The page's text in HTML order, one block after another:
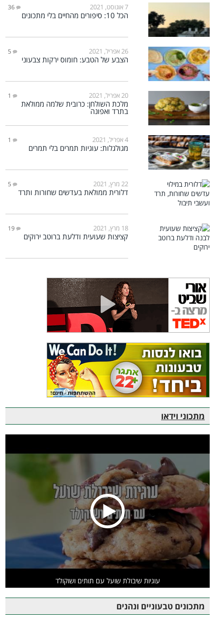
7 אוגוסט, 2021 36
הכל 10: סיפורים מהחיים בלי מתכונים
26 אפריל, 2021 5
הצבע של הטבע: חומוס ירקות צבעוני
20 אפריל, 2021 1
מלכת השולחן: כרובית שלמה ממולאת
בתרד ואפונה
4 אפריל, 2021 1
מגולגלות: עוגיות תמרים בלי תמרים
22 מרץ, 2021 5
דלורית ממולאת בעדשים שחורות ותרד
18 מרץ, 2021 19
קציצות שעועית ודלעת ברוטב ירוקים
מתכוני וידאו
עוגיות שיבולת שועל עם תותים ושוקולד
מתכונים טבעוניים ונהנים